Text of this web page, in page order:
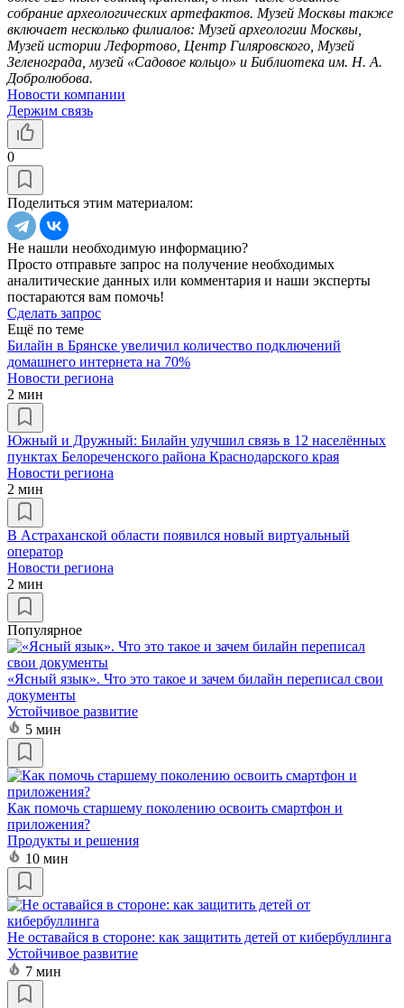
собрание археологических артефактов. Музей Москвы также
включает несколько филиалов: Музей археологии Москвы,
Музей истории Лефортово, Центр Гиляровского, Музей
Зеленограда, музей «Садовое кольцо» и Библиотека им. Н. А.
Добролюбова.
Новости компании
Держим связь
0
Поделиться этим материалом:
Не нашли необходимую информацию?
Просто отправьте запрос на получение необходимых
аналитические данных или комментария и наши эксперты
постараются вам помочь!
Сделать запрос
Ещё по теме
Билайн в Брянске увеличил количество подключений
домашнего интернета на 70%
Новости региона
2 мин
Южный и Дружный: Билайн улучшил связь в 12 населённых
пунктах Белореченского района Краснодарского края
Новости региона
2 мин
В Астраханской области появился новый виртуальный
оператор
Новости региона
2 мин
Популярное
«Ясный язык». Что это такое и зачем билайн переписал свои
документы
Устойчивое развитие
5 мин
Как помочь старшему поколению освоить смартфон и
приложения?
Продукты и решения
10 мин
Не оставайся в стороне: как защитить детей от кибербуллинга
Устойчивое развитие
7 мин